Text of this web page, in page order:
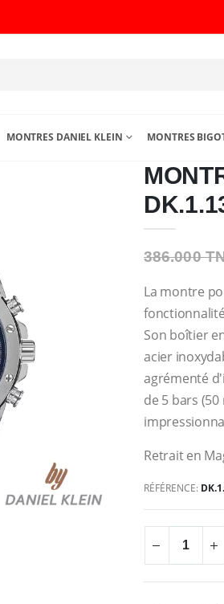
MONTRES DANIEL KLEIN MONTRES
386.000
La montre
Son boîtier
acier
agrémenté
de 5 bars
Retrait en
RÉFÉRENCE: